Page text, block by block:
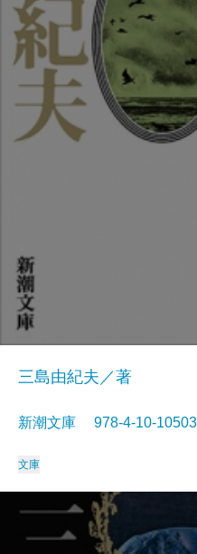
三島由紀夫／著
新潮文庫 978-4-10-
文庫